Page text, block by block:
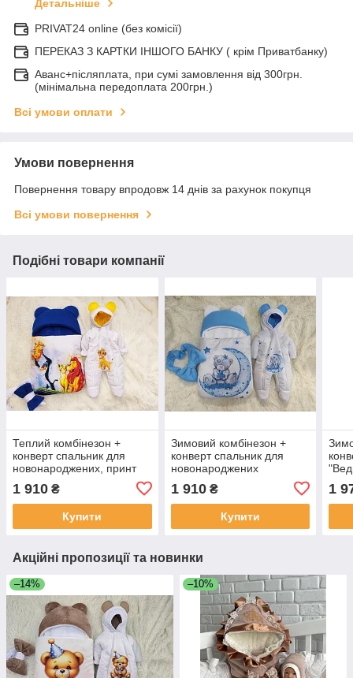
Детальніше
PRIVAT24 online (без комісії)
ПЕРЕКАЗ З КАРТКИ ІНШОГО БАНКУ ( крім Приватбанку)
Аванс+післяплата, при сумі замовлення від 300грн.
(мінімальна передоплата 200грн.)
Всі умови оплати
Умови повернення
Повернення товару впродовж 14 днів за рахунок покупця
Всі умови повернення
Подібні товари компанії
Теплий комбінезон +
конверт спальник для
новонароджених, принт
1 910 ₴
Купити
Зимовий комбінезон +
конверт спальник для
новонароджених
Ведмедик
1 910₴
Купити
1
Акційні пропозиції та новинки
–14% –10%